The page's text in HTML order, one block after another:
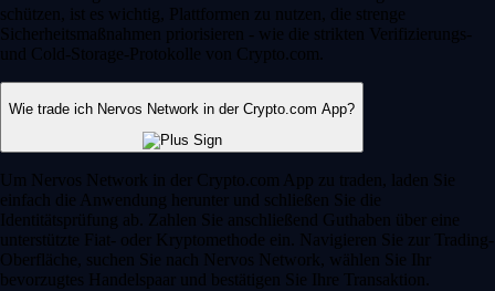
schützen, ist es wichtig, Plattformen zu nutzen, die strenge
Sicherheitsmaßnahmen priorisieren - wie die strikten Verifizierungs-
und Cold-Storage-Protokolle von Crypto.com.
Wie trade ich Nervos Network in der Crypto.com App?
Um Nervos Network in der Crypto.com App zu traden, laden Sie
einfach die Anwendung herunter und schließen Sie die
Identitätsprüfung ab. Zahlen Sie anschließend Guthaben über eine
unterstützte Fiat- oder Kryptomethode ein. Navigieren Sie zur Trading-
Oberfläche, suchen Sie nach Nervos Network, wählen Sie Ihr
bevorzugtes Handelspaar und bestätigen Sie Ihre Transaktion.